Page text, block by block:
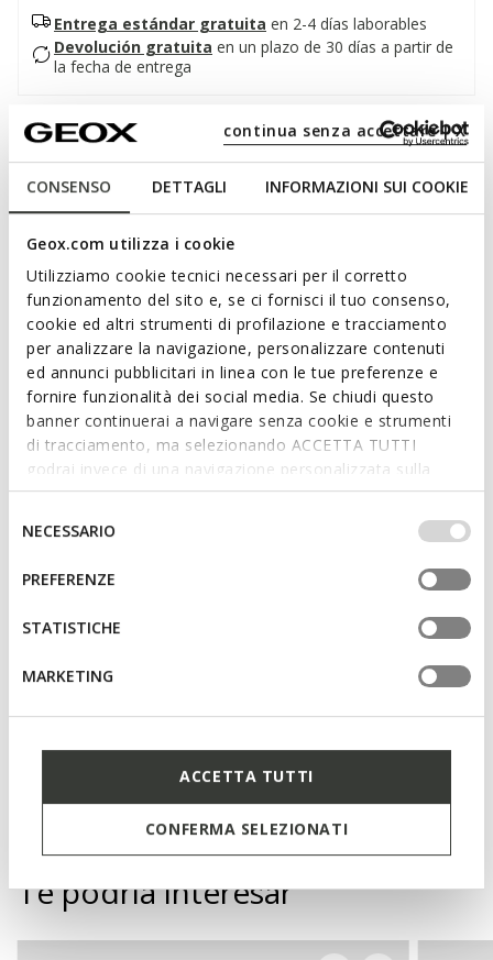
CONSENSO DETTAGLI INFORMAZIONI SUI COOKIE
Geox.com utilizza i cookie
Utilizziamo cookie tecnici necessari per il corretto
funzionamento del sito e, se ci fornisci il tuo consenso,
cookie ed altri strumenti di profilazione e tracciamento
per analizzare la navigazione, personalizzare contenuti
ed annunci pubblicitari in linea con le tue preferenze e
fornire funzionalità dei social media. Se chiudi questo
banner continuerai a navigare senza cookie e strumenti
di tracciamento, ma selezionando ACCETTA TUTTI
godrai invece di una navigazione personalizzata sulla
base dei tuoi gusti ed interessi. Selezionando
IMPOSTAZIONI potrai anche scegliere quali cookies ed
altri strumenti di tracciamento autorizzare. Per maggiori
informazioni o per modificare in qualsiasi momento le
tue impostazioni, visita la nostra
del
consenso
NECESSARIO
PREFERENZE
STATISTICHE
MARKETING
ACCETTA TUTTI
CONFERMA SELEZIONATI
continua senza accettare | X
Entrega estándar gratuita en 2-4 días laborables
Devolución gratuita en un plazo de 30 días a partir de
la fecha de entrega
Descripción
cómodo tacón bajo y fino que se caracteriza por su estilo
modelo es la mejor opción para completar los looks de
oficina o de noche a la vez que ofrece el máximo confort y
bienestar al pie. Perfecto para quien busca un calzado versátil
sin renunciar al estilo, Kleopy añade un toque refinado a todo
tipo de looks.
CÓDIGO DEL PRODUCTO:D55YBA000TUC5000
Leer más
Características
Con la compra de este producto, estás
contribuyendo a respaldar las curtidurías
certificadas por el Leather Working Group
Altura del tacón: 7 cm / 2,8"
Diseño sin cordones, para un calce más rápido
Materiales
Te podría interesar